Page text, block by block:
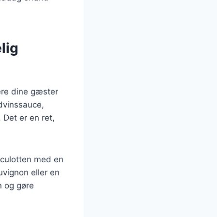
dine gæster
er en ret,
med en
eller en
og gøre